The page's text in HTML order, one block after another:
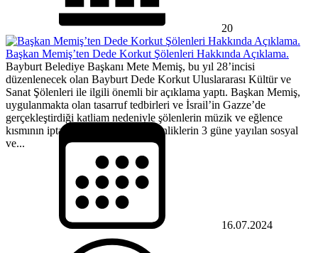
20
Başkan Memiş’ten Dede Korkut Şölenleri Hakkında Açıklama.
Bayburt Belediye Başkanı Mete Memiş, bu yıl 28’incisi
düzenlenecek olan Bayburt Dede Korkut Uluslararası Kültür ve
Sanat Şölenleri ile ilgili önemli bir açıklama yaptı. Başkan Memiş,
uygulanmakta olan tasarruf tedbirleri ve İsrail’in Gazze’de
gerçekleştirdiği katliam nedeniyle şölenlerin müzik ve eğlence
kısmının iptal edildiğini, ancak etkinliklerin 3 güne yayılan sosyal
ve...
16.07.2024